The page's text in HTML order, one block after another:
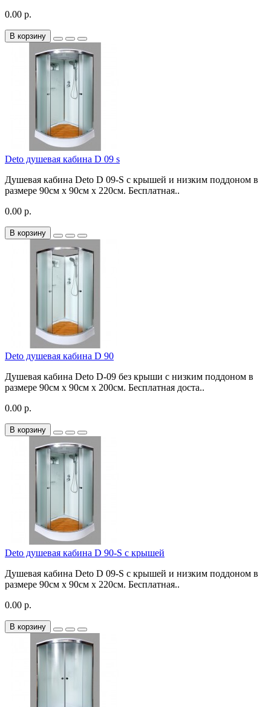
0.00 р.
В корзину
Deto душевая кабина D 09 s
Душевая кабина Deto D 09-S с крышей и низким поддоном в
размере 90см х 90см x 220см. Бесплатная..
0.00 р.
В корзину
Deto душевая кабина D 90
Душевая кабина Deto D-09 без крыши с низким поддоном в
размере 90см х 90см x 200см. Бесплатная доста..
0.00 р.
В корзину
Deto душевая кабина D 90-S с крышей
Душевая кабина Deto D 09-S с крышей и низким поддоном в
размере 90см х 90см x 220см. Бесплатная..
0.00 р.
В корзину